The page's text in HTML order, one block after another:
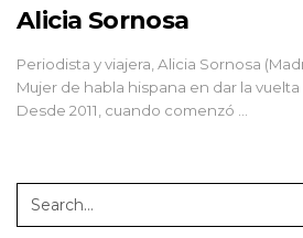
Alicia Sornosa
Periodista y viajera, Alicia Sornosa
Mujer de habla hispana en dar la
Desde 2011, cuando comenzó …